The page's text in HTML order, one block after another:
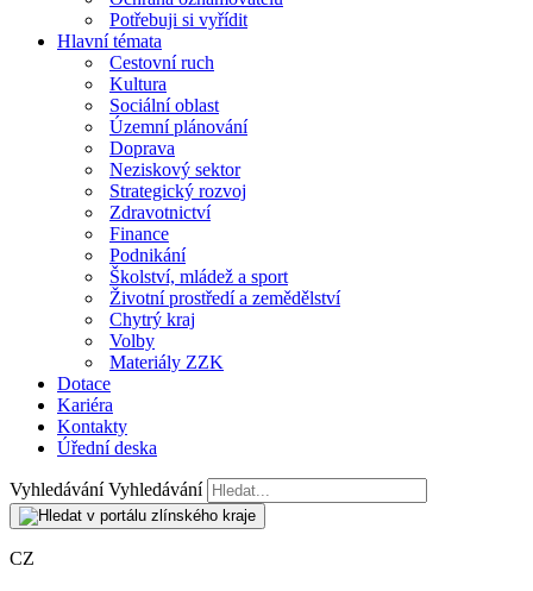
Potřebuji si vyřídit
Hlavní témata
Cestovní ruch
Kultura
Sociální oblast
Územní plánování
Doprava
Neziskový sektor
Strategický rozvoj
Zdravotnictví
Finance
Podnikání
Školství, mládež a sport
Životní prostředí a zemědělství
Chytrý kraj
Volby
Materiály ZZK
Dotace
Kariéra
Kontakty
Úřední deska
Vyhledávání Vyhledávání
CZ